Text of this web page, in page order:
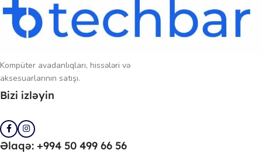
Kompüter avadanlıqları, hissələri və
aksesuarlarının satışı.
Bizi izləyin
Əlaqə: +994 50 499 66 56